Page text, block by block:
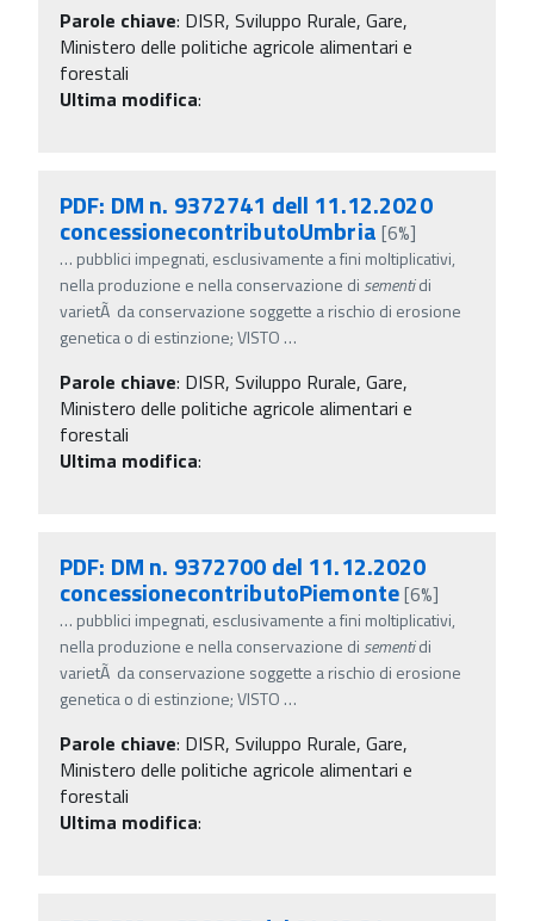
Parole chiave: DISR, Sviluppo Rurale, Gare,
Ministero delle politiche agricole alimentari e
forestali
Ultima modifica:
PDF: DM n. 9372741 dell 11.12.2020
concessionecontributoUmbria [6%]
… pubblici impegnati, esclusivamente a fini moltiplicativi,
nella produzione e nella conservazione di sementidi
varietÃ da conservazione soggette a rischio di erosione
genetica o di estinzione; VISTO …
Parole chiave: DISR, Sviluppo Rurale, Gare,
Ministero delle politiche agricole alimentari e
forestali
Ultima modifica:
PDF: DM n. 9372700 del 11.12.2020
concessionecontributoPiemonte[6%]
… pubblici impegnati, esclusivamente a fini moltiplicativi,
nella produzione e nella conservazione di sementidi
varietÃ da conservazione soggette a rischio di erosione
genetica o di estinzione; VISTO …
Parole chiave: DISR, Sviluppo Rurale, Gare,
Ministero delle politiche agricole alimentari e
forestali
Ultima modifica: